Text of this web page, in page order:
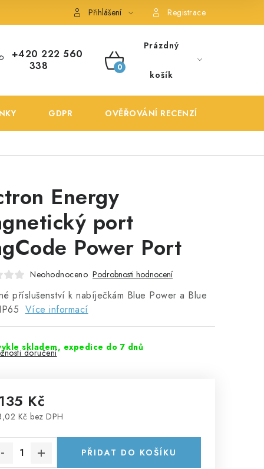
POŠTOVNÉ A DOPRAVA OBCHODNÍ PODMÍNKY
Přihlášení Registrace
+420 222 560
338
NÁKUPNÍ
Prázdný
košík
GDPR OVĚŘOVÁNÍ RECENZÍ
Energy
port
Power Port
Neohodnoceno Podrobnosti hodnocení
příslušenství k nabíječkám Blue Power a Blue
Více informací
skladem, expedice do 7 dnů
doručení
Kč
Kč bez DPH
PŘIDAT DO KOŠÍKU